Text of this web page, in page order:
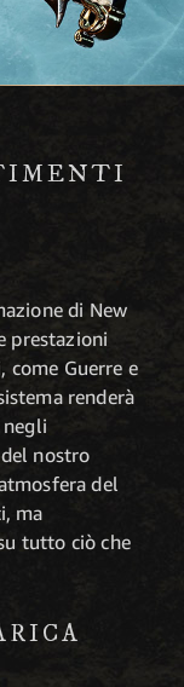
di New
prestazioni
Guerre e
renderà
nostro
del
ma
tutto ciò che